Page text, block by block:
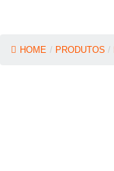
HOME / PRODUTOS /